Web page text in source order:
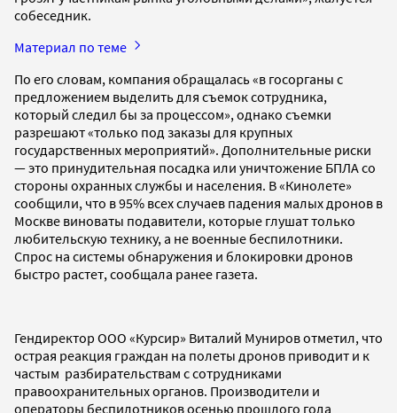
собеседник.
Материал по теме
По его словам, компания обращалась «в госорганы с
предложением выделить для съемок сотрудника,
который следил бы за процессом», однако съемки
разрешают «только под заказы для крупных
государственных мероприятий». Дополнительные риски
— это принудительная посадка или уничтожение БПЛА со
стороны охранных службы и населения. В «Кинолете»
сообщили, что в 95% всех случаев падения малых дронов в
Москве виноваты подавители, которые глушат только
любительскую технику, а не военные беспилотники.
Спрос на системы обнаружения и блокировки дронов
быстро растет, сообщала ранее газета.
Гендиректор ООО «Курсир» Виталий Муниров отметил, что
острая реакция граждан на полеты дронов приводит и к
частым разбирательствам с сотрудниками
правоохранительных органов. Производители и
операторы беспилотников осенью прошлого года